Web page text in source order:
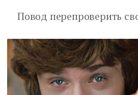
Повод перепроверить